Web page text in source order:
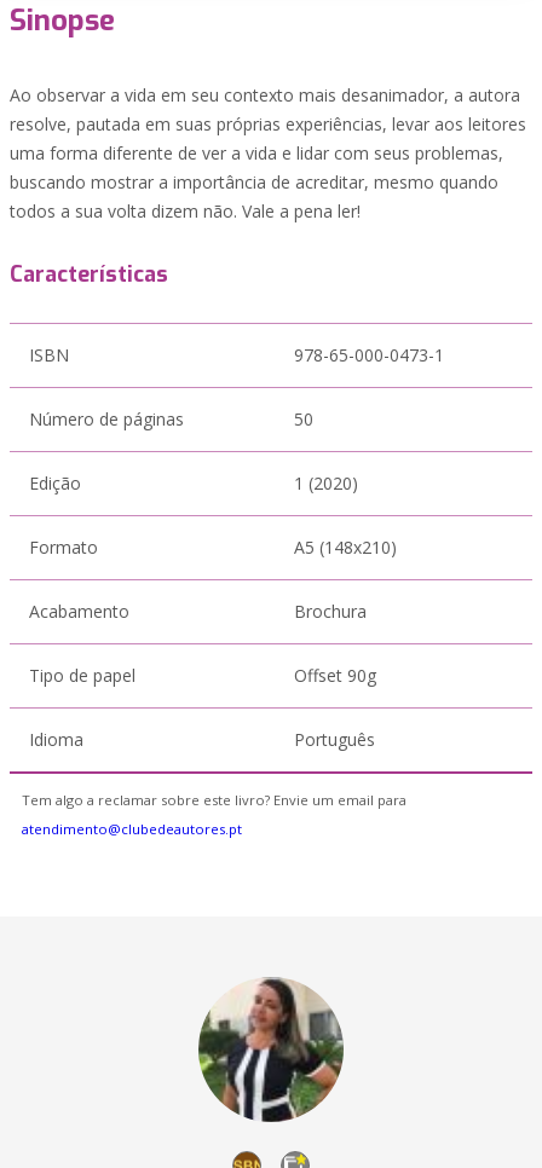
Sinopse
Ao observar a vida em seu contexto mais desanimador, a autora
resolve, pautada em suas próprias experiências, levar aos leitores
uma forma diferente de ver a vida e lidar com seus problemas,
buscando mostrar a importância de acreditar, mesmo quando
todos a sua volta dizem não. Vale a pena ler!
Características
ISBN 978-65-000-0473-1
Número de páginas 50
Edição 1 (2020)
Formato A5 (148x210)
Acabamento Brochura
Tipo de papel Offset 90g
Idioma Português
Tem algo a reclamar sobre este livro? Envie um email para
atendimento@clubedeautores.pt